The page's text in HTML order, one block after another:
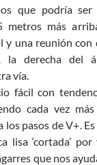
que podría
metros más
y una reunión con
la derecha del
vía.
fácil con
cada vez
pasos de V+.
lisa ‘cortada’
que nos